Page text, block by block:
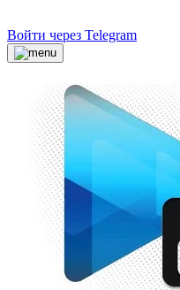
Войти через Telegram